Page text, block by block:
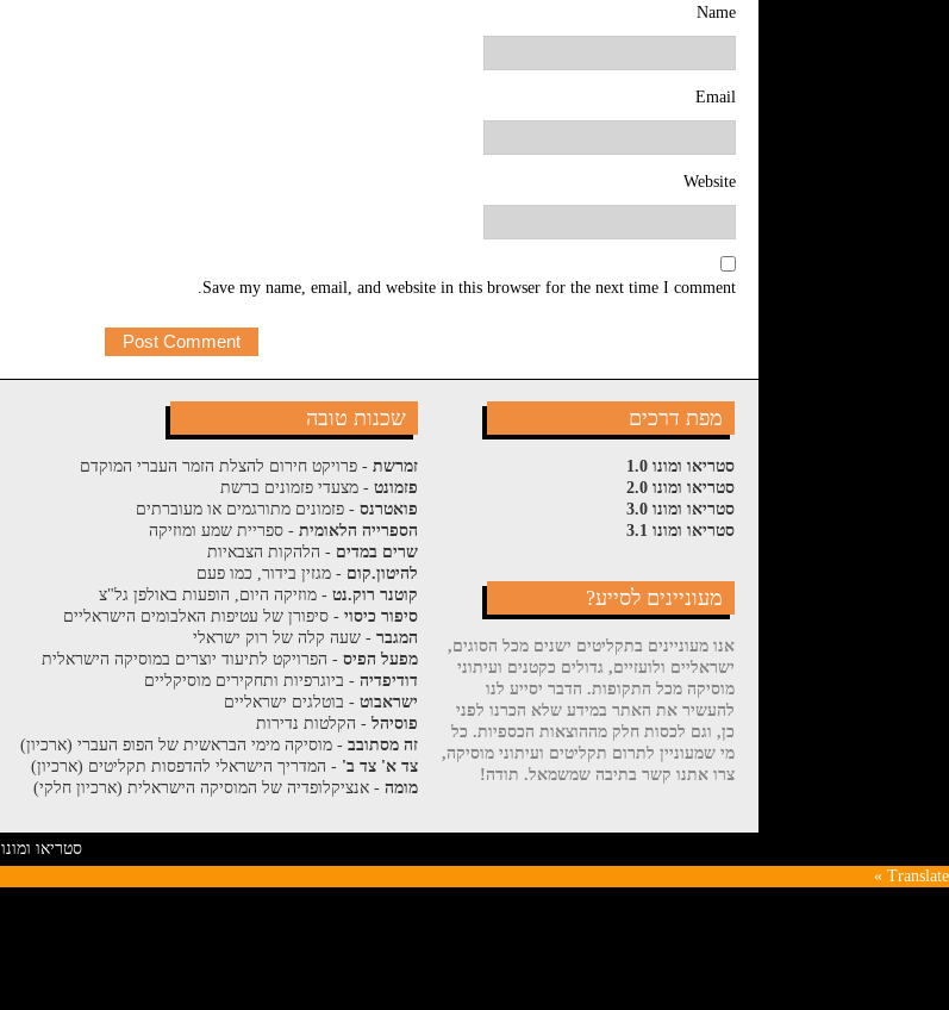
Name
Email
Website
Save my name, email, and website in this browser for the next time I comment.
מפת דרכים
סטריאו ומונו 1.0
סטריאו ומונו 2.0
סטריאו ומונו 3.0
סטריאו ומונו 3.1
מעוניינים לסייע?
אנו מעוניינים בתקליטים ישנים מכל הסוגים,
ישראליים ולועזיים, גדולים כקטנים ועיתוני
מוסיקה מכל התקופות. הדבר יסייע לנו
להעשיר את האתר במידע שלא הכרנו לפני
כן, וגם לכסות חלק מההוצאות הכספיות. כל
מי שמעוניין לתרום תקליטים ועיתוני מוסיקה,
צרו אתנו קשר בתיבה שמשמאל. תודה!
שכנות טובה
זמרשת- פרויקט חירום להצלת הזמר העברי המוקדם
פזמונט- מצעדי פזמונים ברשת
פואטרנס- פזמונים מתורגמים או מעוברתים
הספרייה הלאומית- ספריית שמע ומוזיקה
שרים במדים - הלהקות הצבאיות
להיטון.קום - מגזין בידור, כמו פעם
קוטנר רוק.נט- מוזיקה היום, הופעות באולפן גל"צ
סיפור כיסוי- סיפורן של עטיפות האלבומים הישראליים
המגבר- שעה קלה של רוק ישראלי
מפעל הפיס- הפרויקט לתיעוד יוצרים במוסיקה הישראלית
דודיפדיה- ביוגרפיות ותחקירים מוסיקליים
ישראבוט- בוטלגים ישראליים
פוסיהל- הקלטות נדירות
זה מסתובב- מוסיקה מימי הבראשית של הפופ העברי (ארכיון)
צד א' צד ב' - המדריך הישראלי להדפסות תקליטים (ארכיון)
מומה- אנציקלופדיה של המוסיקה הישראלית (ארכיון חלקי)
©2026 סטריאו ומונו
Translate »